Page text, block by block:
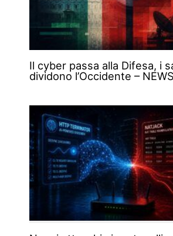
Il cyber passa alla Difesa, i
dividono l’Occidente –